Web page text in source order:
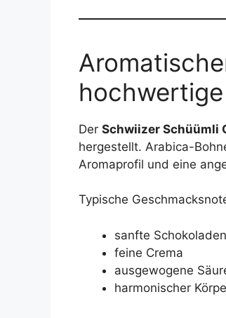
Der Schwiizer Schüümli
hergestellt. Arabica-
Aromaprofil und eine
Typische
sanfte
feine Crema
ausgewogene
harmonischer